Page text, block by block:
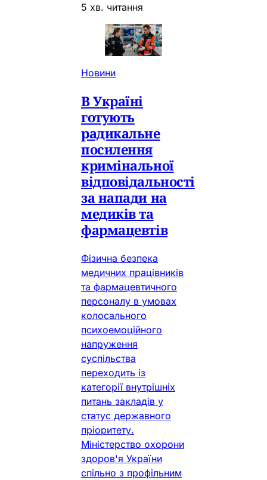
5 хв. читання
Новини
В Україні
готують
радикальне
посилення
кримінальної
відповідальності
за напади на
медиків та
фармацевтів
Фізична безпека
медичних працівників
та фармацевтичного
персоналу в умовах
колосального
психоемоційного
напруження
суспільства
переходить із
категорії внутрішніх
питань закладів у
статус державного
пріоритету.
Міністерство охорони
здоров'я України
спільно з профільним